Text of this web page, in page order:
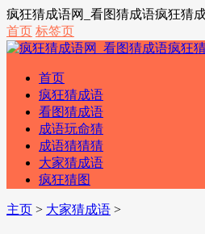
疯狂猜成语网_看图猜成语疯狂猜
首页 标签页
首页
疯狂猜成语
看图猜成语
成语玩命猜
成语猜猜猜
大家猜成语
疯狂猜图
主页 > 大家猜成语 >